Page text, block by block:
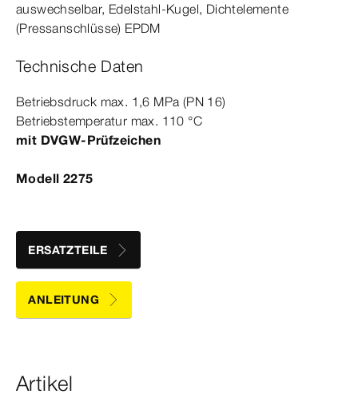
auswechselbar, Edelstahl-​Kugel, Dicht­elemente
(Pressanschlüsse) EPDM
Technische Daten
Betriebsdruck max. 1 ,6 MPa(PN 16)
Betriebstemperatur max. 1 10 °C
mit DVGW-​Prüfzeichen
Modell 2275
ERSATZTEILE
ANLEITUNG
Artikel